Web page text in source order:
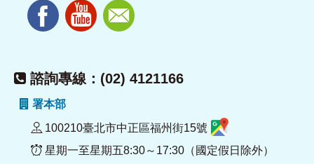
諮詢專線：(02) 4121166
署本部
100210臺北市中正區福州街15號
星期一至星期五8:30～17:30（國定假日除外）